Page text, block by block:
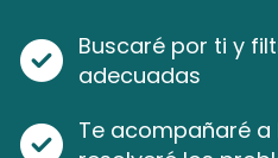
Buscaré por ti y
adecuadas
Te acompañaré